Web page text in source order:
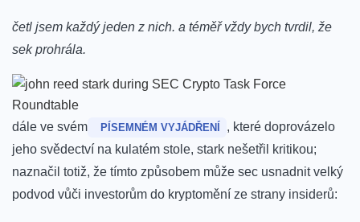
četl ‍jsem každý ‍jeden z nich. a téměř​ vždy bych tvrdil, že
sek prohrála.
dále ve svém ⁢ PÍSEMNÉM VYJÁDŘENÍ
, které doprovázelo
jeho svědectví na kulatém‌ stole, stark nešetřil kritikou;
naznačil totiž, že tímto ‍způsobem může sec usnadnit velký
podvod vůči investorům⁣ do kryptomění ze strany insiderů: